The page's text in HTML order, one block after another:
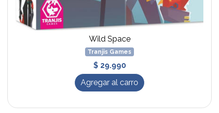
Wild Space
Tranjis Games
$ 29.990
Agregar al carro